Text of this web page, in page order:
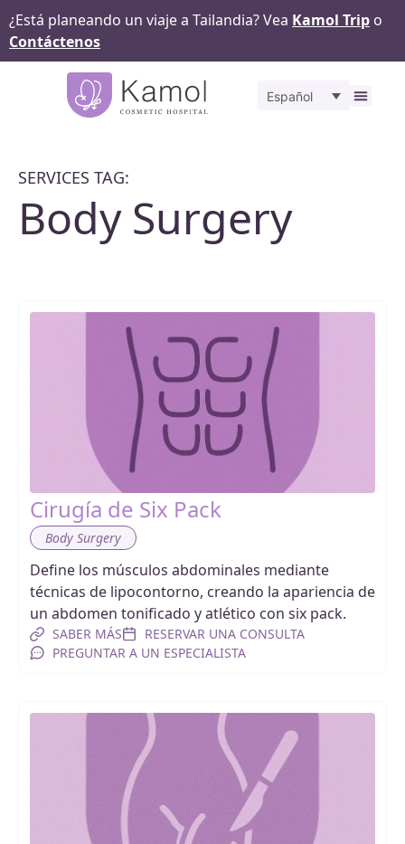
¿Está planeando un viaje a Tailandia? Vea Kamol Trip o
Contáctenos
Español
SERVICES TAG:
Body Surgery
Cirugía de Six Pack
Body Surgery
Define los músculos abdominales mediante
técnicas de lipocontorno, creando la apariencia de
un abdomen tonificado y atlético con six pack.
SABER MÁS
RESERVAR UNA CONSULTA
PREGUNTAR A UN ESPECIALISTA